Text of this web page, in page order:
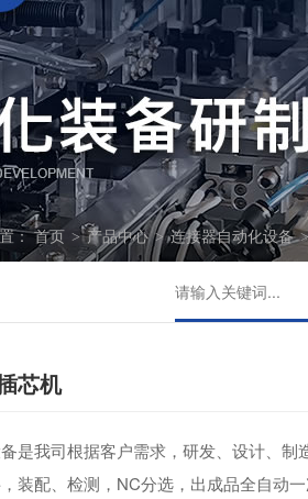
： 首页 >产品中心 >连接器自动化设备
芯机
是我司根据客户需求，研发、设计、制
装配、检测，NC分选，出成品全自动